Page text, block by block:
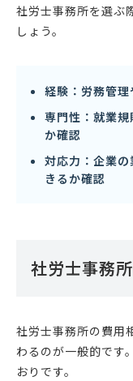
社労士事務所を選ぶ
しょう。
経験：労務管
専門性：就業
か確認
対応力：企業
きるか確認
社労士事務
社労士事務所の費用
わるのが一般的です
おりです。